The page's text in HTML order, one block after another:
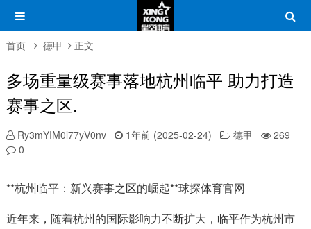
首页 德甲 正文
多场重量级赛事落地杭州临平 助力打造
赛事之区.
Ry3mYIM0l77yV0nv 1年前 (2025-02-24) 德甲
269
0
**杭州临平：新兴赛事之区的崛起**球探体育官网
近年来，随着杭州的国际影响力不断扩大，临平作为杭州市